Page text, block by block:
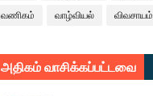
வணிகம் வாழ்வியல் விவசாயம்
அதிகம் வாசிக்கப்பட்டவை